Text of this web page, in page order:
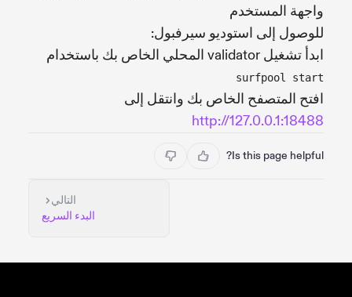
واجهة المستخدم
للوصول إلى استوديو سيرفبول:
ابدأ تشغيل validator المحلي الخاص بك باستخدام
surfpool start
افتح المتصفح الخاص بك وانتقل إلى
http://127.0.0.1:18488
Is this page helpful?
التالي
البدء السريع